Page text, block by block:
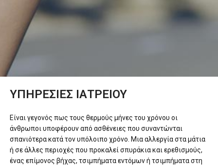
ΥΠΗΡΕΣΙΕΣ ΙΑΤΡΕΙΟΥ
Είναι γεγονός πως τους θερμούς μήνες του χρόνου οι
άνθρωποι υποφέρουν από ασθένειες που συναντώνται
σπανιότερα κατά τον υπόλοιπο χρόνο. Μια αλλεργία στα μάτια
ή σε άλλες περιοχές που προκαλεί σπυράκια και ερεθισμούς,
ένας επίμονος βήχας, τσιμπήματα εντόμων ή τσιμπήματα στη